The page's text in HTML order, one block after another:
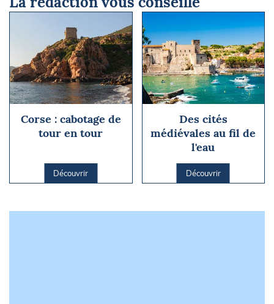
Corse : cabotage de
tour en tour
Découvrir
Des cités
médiévales au fil de
l'eau
Découvrir